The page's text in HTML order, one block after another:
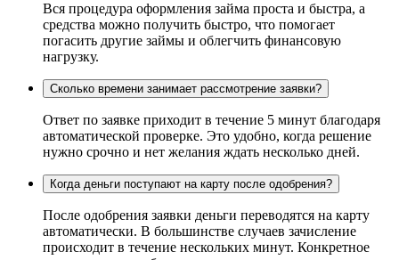
Вся процедура оформления займа проста и быстра, а
средства можно получить быстро, что помогает
погасить другие займы и облегчить финансовую
нагрузку.
Сколько времени занимает рассмотрение заявки?
Ответ по заявке приходит в течение 5 минут благодаря
автоматической проверке. Это удобно, когда решение
нужно срочно и нет желания ждать несколько дней.
Когда деньги поступают на карту после одобрения?
После одобрения заявки деньги переводятся на карту
автоматически. В большинстве случаев зачисление
происходит в течение нескольких минут. Конкретное